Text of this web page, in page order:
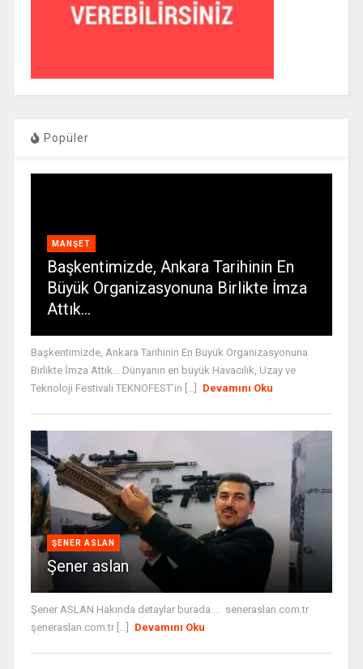
Popüler
MANŞET
Başkentimizde, Ankara Tarihinin En
Büyük Organizasyonuna Birlikte İmza
Attık…
Başkentimizde, Ankara Tarihinin En Büyük Organizasyonuna
Birlikte İmza Attık... Dünyanın en büyük Havacılık, Uzay ve
Teknoloji Festivali TEKNOFEST’in [...]
Devamını Oku
ŞENER ASLAN
Şener aslan
Şener ASLAN Hakında detaylar burada.... seneraslan.com.tr
şeneraslan.com.tr [...]
Devamını Oku